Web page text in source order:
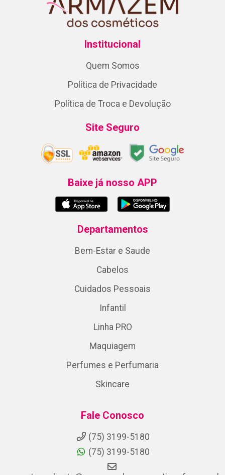
Institucional
Quem Somos
Política de Privacidade
Política de Troca e Devolução
Site Seguro
Baixe já nosso APP
Departamentos
Bem-Estar e Saude
Cabelos
Cuidados Pessoais
Infantil
Linha PRO
Maquiagem
Perfumes e Perfumaria
Skincare
Fale Conosco
(75) 3199-5180
(75) 3199-5180